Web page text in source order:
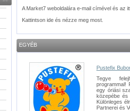
A Market7 weboldalára e-mail címével és az
Kattintson ide és nézze meg most.
EGYÉB
Pustefix
Tegye
programmal!
egy óriási
közepébe és
Különleges
Partnerei és